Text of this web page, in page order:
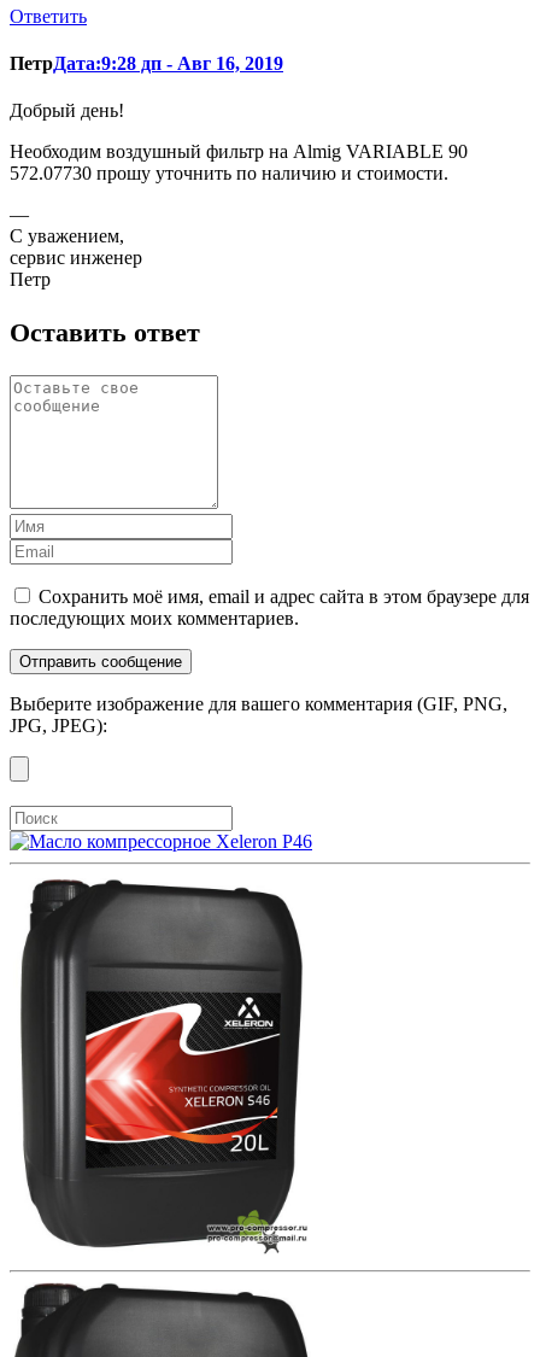
Ответить
ПетрДата:9:28 дп - Авг 16, 2019
Добрый день!
Необходим воздушный фильтр на Almig VARIABLE 90
572.07730 прошу уточнить по наличию и стоимости.
—
С уважением,
сервис инженер
Петр
Оставить ответ
Сохранить моё имя, email и адрес сайта в этом браузере для
последующих моих комментариев.
Выберите изображение для вашего комментария (GIF, PNG,
JPG, JPEG):